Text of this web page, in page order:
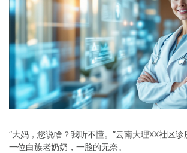
“大妈，您说啥？我听不懂。”云南大理XX社区
一位白族老奶奶，一脸的无奈。